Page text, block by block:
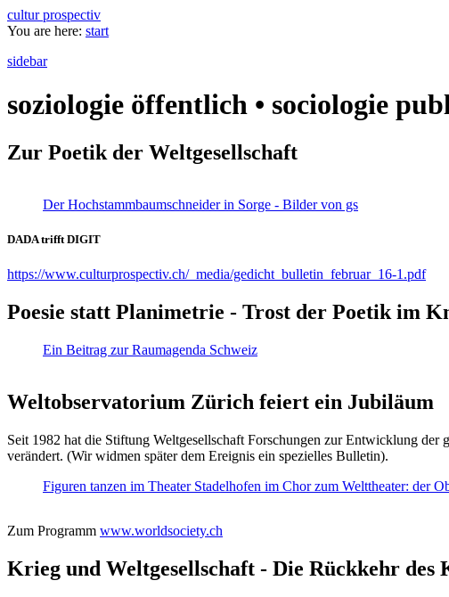
cultur prospectiv
You are here: start
sidebar
soziologie öffentlich • sociologie
Zur Poetik der Weltgesellschaft
Der Hochstammbaumschneider in Sorge - Bilder von gs
DADA trifft DIGIT
https://www.culturprospectiv.ch/_media/gedicht_bulletin_februar_16-1.pdf
Poesie statt Planimetrie - Trost der Poetik im
Ein Beitrag zur Raumagenda Schweiz
Weltobservatorium Zürich feiert ein Jubiläum
Seit 1982 hat die Stiftung Weltgesellschaft Forschungen zur Entwicklung
verändert. (Wir widmen später dem Ereignis ein spezielles Bulletin).
Figuren tanzen im Theater Stadelhofen im Chor zum Welttheater: der
Zum Programm www.worldsociety.ch
Krieg und Weltgesellschaft - Die Rückkehr des